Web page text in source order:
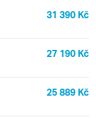
31 390 Kč
27 190 Kč
25 889 Kč